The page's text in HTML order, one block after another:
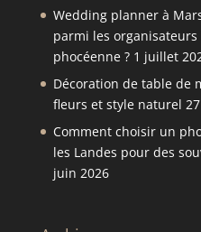
Wedding planner à
parmi les
phocéenne ? 1 juillet
Décoration de table de
fleurs et style naturel
Comment choisir un
les Landes pour des
juin 2026